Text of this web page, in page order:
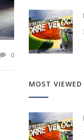
0
MOST VIEWED